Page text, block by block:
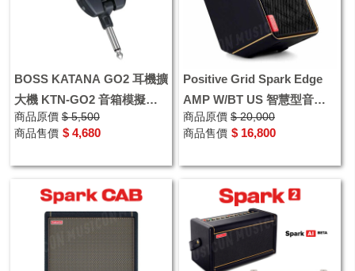
BOSS KATANA GO2 耳機擴
大機 KTN-GO2 音箱模擬效
果器
商品原價 $ 5,500
商品售價 $ 4,680
Positive Grid Spark Edge
AMP W/BT US 智慧型音箱
PA系統
商品原價 $ 20,000
商品售價 $ 16,800